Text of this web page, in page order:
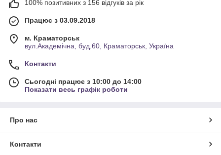
100% позитивних з 156 відгуків за рік
Працює з 03.09.2018
м. Краматорськ
вул.Академічна, буд.60, Краматорськ, Україна
Контакти
Сьогодні працює з 10:00 до 14:00
Показати весь графік роботи
Про нас
Контакти